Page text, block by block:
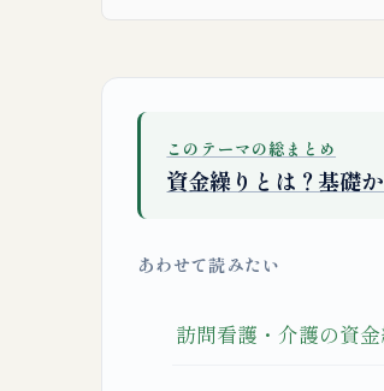
このテーマの総まとめ
資金繰りとは？基礎
あわせて読みたい
訪問看護・介護の資